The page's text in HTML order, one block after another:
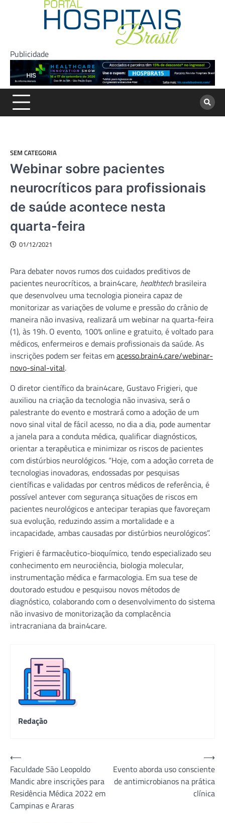
Publicidade
SEM CATEGORIA
Webinar sobre pacientes
neurocríticos para profissionais
de saúde acontece nesta
quarta-feira
01/12/2021
Para debater novos rumos dos cuidados preditivos de
pacientes neurocríticos, a brain4care, healthtechbrasileira
que desenvolveu uma tecnologia pioneira capaz de
monitorizar as variações de volume e pressão do crânio de
maneira não invasiva, realizará um webinar na quarta-feira
(1), às 19h. O evento, 100% online e gratuito, é voltado para
médicos, enfermeiros e demais profissionais da saúde. As
inscrições podem ser feitas emacesso.brain4.care/webinar-
novo-sinal-vital.
O diretor científico da brain4care, Gustavo Frigieri, que
auxiliou na criação da tecnologia não invasiva, será o
palestrante do evento e mostrará como a adoção de um
novo sinal vital de fácil acesso, no dia a dia, pode aumentar
a janela para a conduta médica, qualificar diagnósticos,
orientar a terapêutica e minimizar os riscos de pacientes
com distúrbios neurológicos. “Hoje, com a adoção correta de
tecnologias inovadoras, endossadas por pesquisas
científicas e validadas por centros médicos de referência, é
possível antever com segurança situações de riscos em
pacientes neurológicos e antecipar terapias que favoreçam
sua evolução, reduzindo assim a mortalidade e a
incapacidade, ambas causadas por distúrbios neurológicos”.
Frigieri é farmacêutico-bioquímico, tendo especializado seu
conhecimento em neurociência, biologia molecular,
instrumentação médica e farmacologia. Em sua tese de
doutorado estudou e pesquisou novos métodos de
diagnóstico, colaborando com o desenvolvimento do sistema
não invasivo de monitorização da complacência
intracraniana da brain4care.
Redação
Navegação
de
Post
⟵
Faculdade São Leopoldo
Mandic abre inscrições para
Residência Médica 2022 em
Campinas e Araras
Evento aborda uso consciente
de antimicrobianos na prática
clínica
⟶